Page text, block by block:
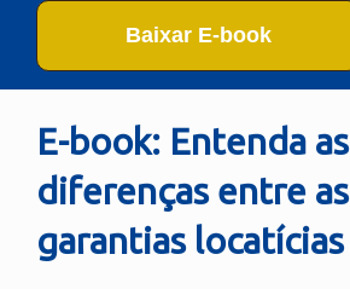
Baixar E-book
E-book: Entenda as
diferenças entre as
garantias locatícias